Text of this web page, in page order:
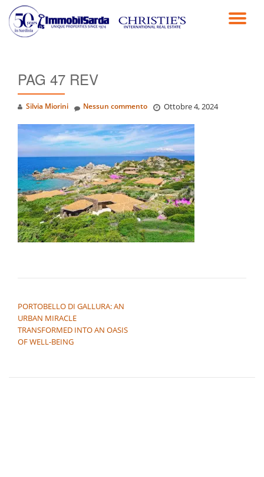
Passa
PAG 47 REV
Silvia Miorini Ottobre 4, 2024
Nessun commento
PORTOBELLO DI GALLURA: AN
URBAN MIRACLE
TRANSFORMED INTO AN OASIS
OF WELL-BEING